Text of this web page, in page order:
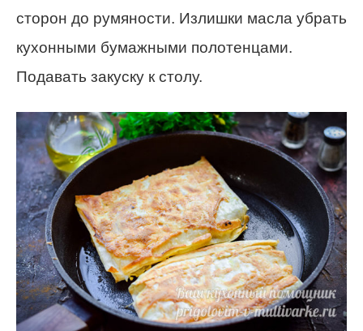
сторон до румяности. Излишки масла убрать
кухонными бумажными полотенцами.
Подавать закуску к столу.